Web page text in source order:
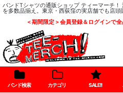
バンドTシャツの通販ショップ ティーマーチ
を多数品揃え。東京・西荻窪の実店舗でも店頭
＜期間限定＞会員登録＆ログインで
バンド検索 カテゴリ SALE!!